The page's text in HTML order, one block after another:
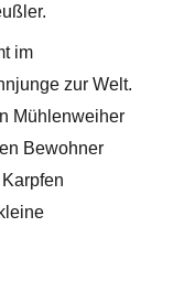
im
zur Welt.
Mühlenweiher
Bewohner